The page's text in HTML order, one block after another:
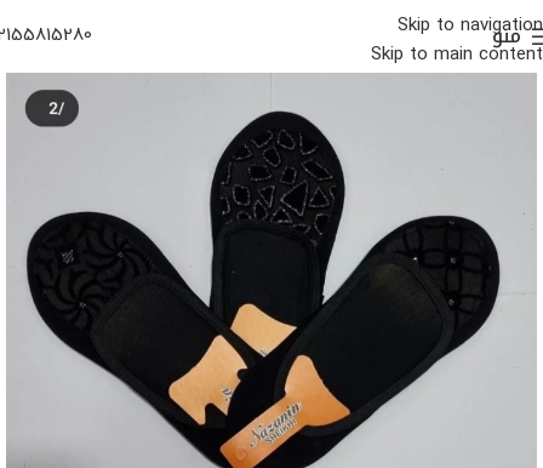
Skip to navigation
Skip to main content
منو